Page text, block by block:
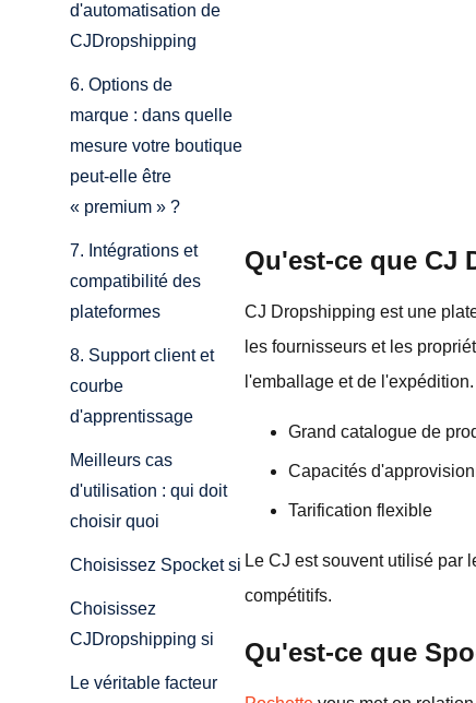
d'automatisation de
CJDropshipping
6. Options de
marque : dans quelle
mesure votre boutique
peut-elle être
« premium » ?
7. Intégrations et
compatibilité des
plateformes
8. Support client et
courbe
d'apprentissage
Meilleurs cas
d'utilisation : qui doit
choisir quoi
Choisissez Spocket si
Choisissez
CJDropshipping si
Le véritable facteur
Qu'est-ce que CJ
CJ Dropshipping est une
les fournisseurs et les
l'emballage et de
Grand catalogue de
Capacités
Tarification flexible
Le CJ est souvent utilisé par
compétitifs.
Qu'est-ce que